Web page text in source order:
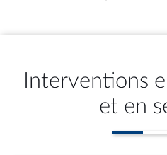
Interventions
et en